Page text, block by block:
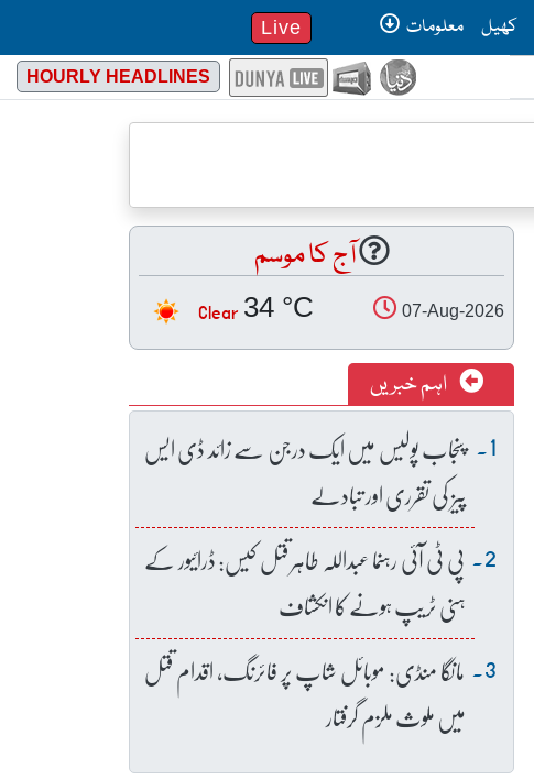
کھیل معلومات Live
HOURLY HEADLINES
آج کا موسم
07-Aug-2026
34 °C
Clear
اہم خبریں
پنجاب پولیس میں ایک درجن سے زائد ڈی ایس
پیز کی تقرری اور تبادلے
پی ٹی آئی رہنما عبداللہ طاہر قتل کیس: ڈرائیور کے
ہنی ٹریپ ہونے کا انکشاف
مانگا منڈی: موبائل شاپ پر فائرنگ، اقدام قتل
میں ملوث ملزم گرفتار